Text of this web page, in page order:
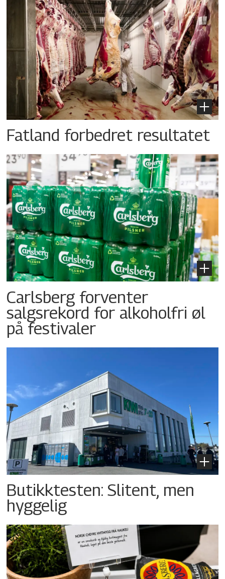
Fatland forbedret resultatet
Carlsberg forventer
salgsrekord for alkoholfri øl
på festivaler
Butikktesten: Slitent, men
hyggelig